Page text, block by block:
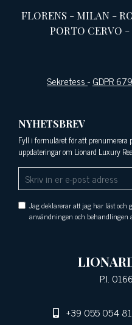
FLORENS -MILAN -
PORTO CERVO -
Sekretess-GDPR
NYHETSBREV
Fyll i formuläret för att prenumerera
uppdateringar om Lionard Luxury
Jag deklarerar att jag har läst och
användningen och behandlingen
P.I.
+39 055 054